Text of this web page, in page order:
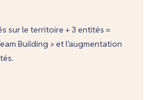
sur le territoire + 3 entités =
Building » et l’augmentation